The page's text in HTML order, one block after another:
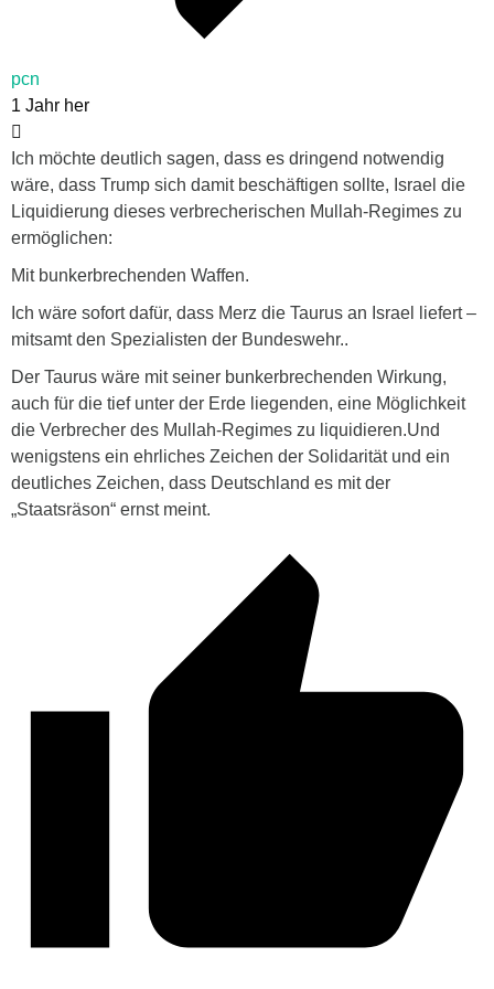
pcn
1 Jahr her
Ich möchte deutlich sagen, dass es dringend notwendig
wäre, dass Trump sich damit beschäftigen sollte, Israel die
Liquidierung dieses verbrecherischen Mullah-Regimes zu
ermöglichen:
Mit bunkerbrechenden Waffen.
Ich wäre sofort dafür, dass Merz die Taurus an Israel liefert –
mitsamt den Spezialisten der Bundeswehr..
Der Taurus wäre mit seiner bunkerbrechenden Wirkung,
auch für die tief unter der Erde liegenden, eine Möglichkeit
die Verbrecher des Mullah-Regimes zu liquidieren.Und
wenigstens ein ehrliches Zeichen der Solidarität und ein
deutliches Zeichen, dass Deutschland es mit der
„Staatsräson“ ernst meint.